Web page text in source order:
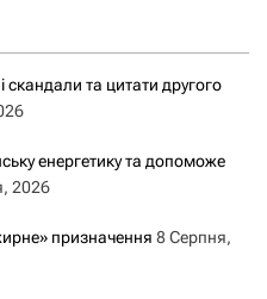
скандали та цитати другого
енергетику та допоможе
2026
призначення 8 Серпня,